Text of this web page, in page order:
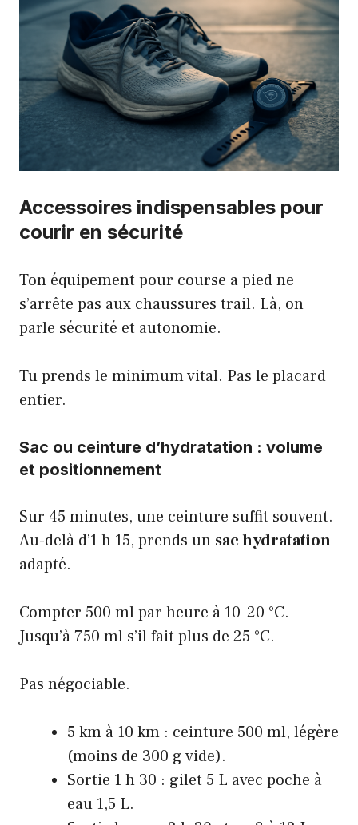
Accessoires indispensables pour
courir en sécurité
Ton équipement pour course a pied ne
s’arrête pas aux chaussures trail. Là, on
parle sécurité et autonomie.
Tu prends le minimum vital. Pas le placard
entier.
Sac ou ceinture d’hydratation : volume
et positionnement
Sur 45 minutes, une ceinture suffit souvent.
Au-delà d’1 h 15, prends un sac hydratation
adapté.
Compter 500 ml par heure à 10–20 °C.
Jusqu’à 750 ml s’il fait plus de 25 °C.
Pas négociable.
5 km à 10 km : ceinture 500 ml, légère
(moins de 300 g vide).
Sortie 1 h 30 : gilet 5 L avec poche à
eau 1,5 L.